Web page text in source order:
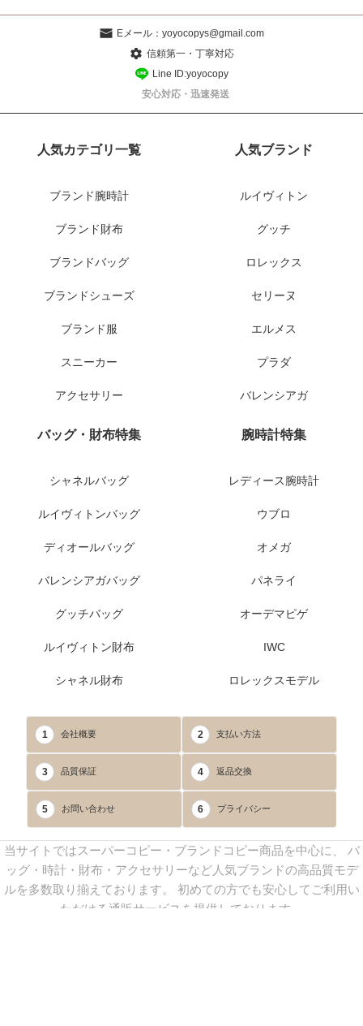
Eメール： yoyocopys@gmail.com
信頼第一・丁寧対応
Line ID:yoyocopy
安心対応・迅速発送
人気カテゴリ一覧
ブランド腕時計
ブランド財布
ブランドバッグ
ブランドシューズ
ブランド服
スニーカー
アクセサリー
人気ブランド
ルイヴィトン
グッチ
ロレックス
セリーヌ
エルメス
プラダ
バレンシアガ
バッグ・財布特集
シャネルバッグ
ルイヴィトンバッグ
ディオールバッグ
バレンシアガバッグ
グッチバッグ
ルイヴィトン財布
シャネル財布
腕時計特集
レディース腕時計
ウブロ
オメガ
パネライ
オーデマピゲ
IWC
ロレックスモデル
1 会社概要 2 支払い方法
3 品質保証 4 返品交換
5 お問い合わせ 6 プライバシー
当サイトではスーパーコピー・ブランドコピー商品を中心に、 バ
ッグ・時計・財布・アクセサリーなど人気ブランドの高品質モデ
ルを多数取り揃えております。 初めての方でも安心してご利用い
ただける通販サービスを提供しております。